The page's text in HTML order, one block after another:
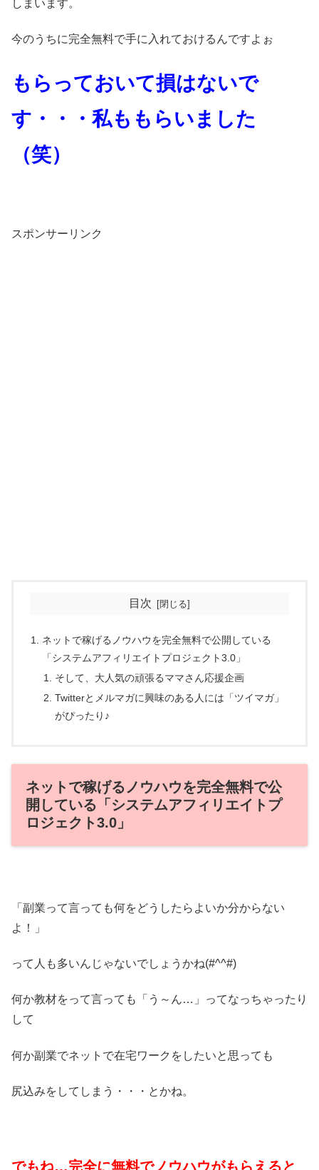
しまいます。
今のうちに完全無料で手に入れておけるんですよぉ
もらっておいて損はないで
す・・・私ももらいました
（笑）
スポンサーリンク
目次
ネットで稼げるノウハウを完全無料で公開している
「システムアフィリエイトプロジェクト3.0」
そして、大人気の頑張るママさん応援企画
Twitterとメルマガに興味のある人には「ツイマガ」
がぴったり♪
ネットで稼げるノウハウを完全無料で公
開している「システムアフィリエイトプ
ロジェクト3.0」
「副業って言っても何をどうしたらよいか分からない
よ！」
って人も多いんじゃないでしょうかね(#^^#)
何か教材をって言っても「う～ん…」ってなっちゃったり
して
何か副業でネットで在宅ワークをしたいと思っても
尻込みをしてしまう・・・とかね。
でもね…完全に無料でノウハウがもらえると